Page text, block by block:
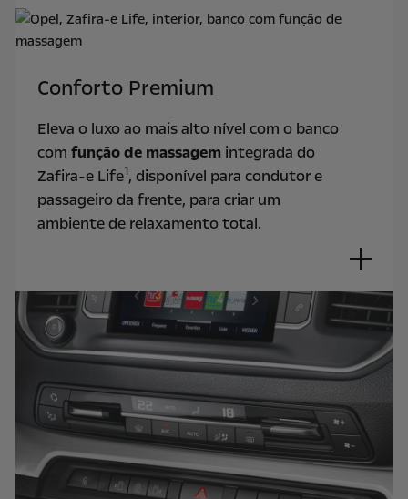
Conforto Premium
Eleva o luxo ao mais alto nível com o banco
com função de massagem integrada do
Zafira-e Life1, disponível para condutor e
passageiro da frente, para criar um
ambiente de relaxamento total.